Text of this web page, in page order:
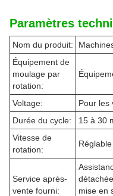
Paramètres
Nom du produit:
Équipement de
moulage par
rotation:
Voltage:
Pour les
Durée du cycle:
15 à 30
Vitesse de
rotation:
Réglable
Service après-
vente fourni:
mise en